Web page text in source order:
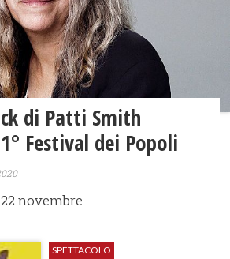
di Patti Smith
Festival dei Popoli
novembre
SPETTACOLO